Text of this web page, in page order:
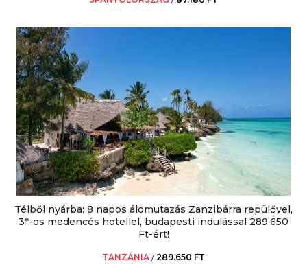
Télből nyárba: 8 napos álomutazás Zanzibárra repülővel,
3*-os medencés hotellel, budapesti indulással 289.650
Ft-ért!
TANZÁNIA /289.650 FT